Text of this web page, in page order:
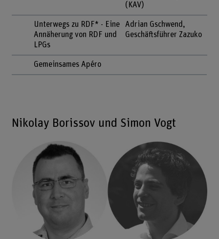
(KAV)
Unterwegs zu RDF* - Eine
Annäherung von RDF und
LPGs
Adrian Gschwend,
Geschäftsführer Zazuko
Gemeinsames Apéro
Nikolay Borissov und Simon Vogt